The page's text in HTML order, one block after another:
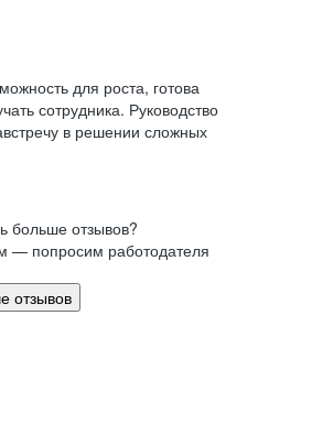
для роста, готова
сотрудника. Руководство
в решении сложных
больше отзывов?
— попросим работодателя
отзывов